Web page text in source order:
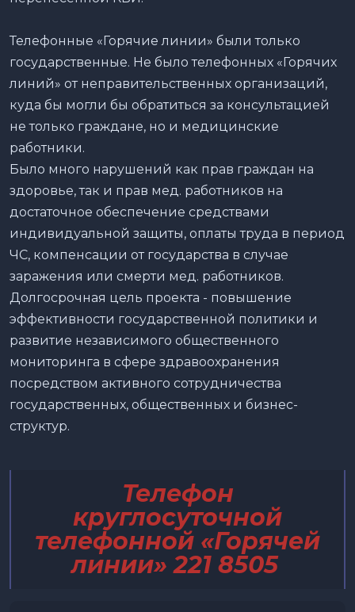
Телефонные «Горячие линии» были только
государственные. Не было телефонных «Горячих
линий» от неправительственных организаций,
куда бы могли бы обратиться за консультацией
не только граждане, но и медицинские
работники.
Было много нарушений как прав граждан на
здоровье, так и прав мед. работников на
достаточное обеспечение средствами
индивидуальной защиты, оплаты труда в период
ЧС, компенсации от государства в случае
заражения или смерти мед. работников.
Долгосрочная цель проекта - повышение
эффективности государственной политики и
развитие независимого общественного
мониторинга в сфере здравоохранения
посредством активного сотрудничества
государственных, общественных и бизнес-
структур.
Телефон
круглосуточной
телефонной «Горячей
линии» 221 8505